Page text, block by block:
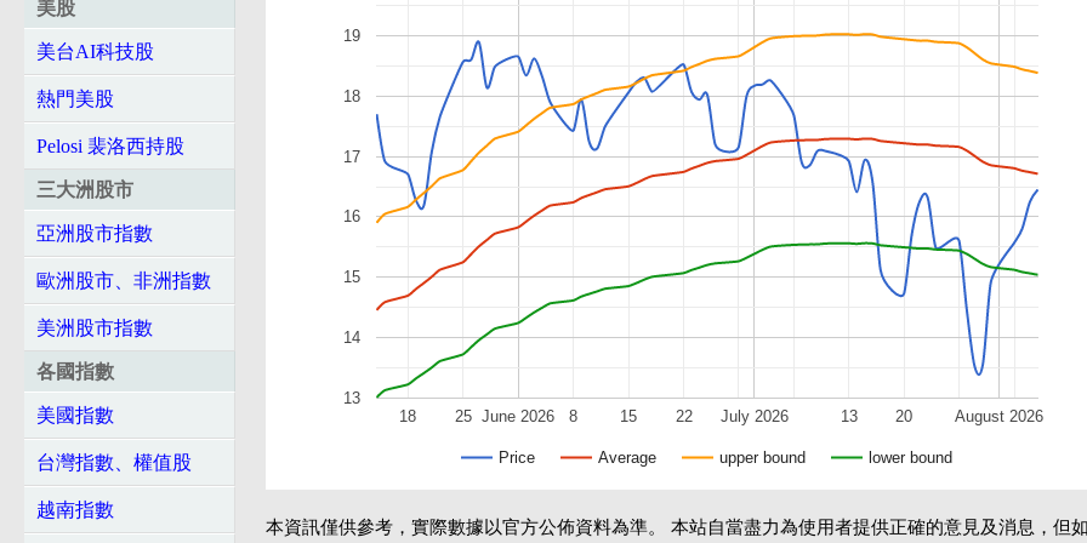
美股
美台AI科技股
熱門美股
Pelosi 裴洛西持股
三大洲股市
亞洲股市指數
歐洲股市、非洲指數
美洲股市指數
各國指數
美國指數
台灣指數、權值股
越南指數
Price Average upper bound lower bound
June 2026 July 2026 August 2026
18 25 8 15 22 13 20
13
14
15
16
17
18
19
本資訊僅供參考，實際數據以官方公佈資料為準。 本站自當盡力為使用者提供正確的意見及消息，但